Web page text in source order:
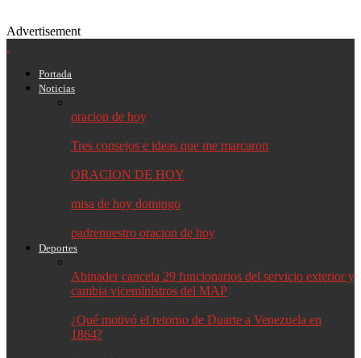
Advertisement
Portada
Noticias
oracion de hoy
Tres consejos e ideas que me marcaron
ORACION DE HOY
misa de hoy domingo
padrenuestro oracion de hoy
Deportes
Abinader cancela 29 funcionarios del servicio exterior y
cambia viceministros del MAP
¿Qué motivó el retorno de Duarte a Venezuela en
1864?